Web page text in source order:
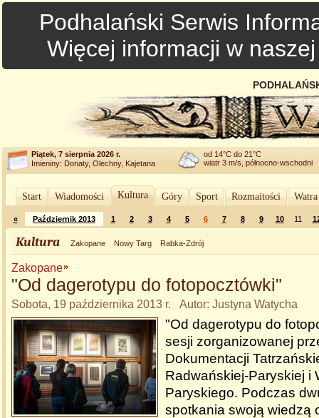
Podhalański Serwis
Więcej informacji w
Piątek, 7 sierpnia 2026 r.
Imieniny: Donaty, Olechny, Kajetana
od 14°C do 21°C
wiatr 3 m/s, północno-wschodni
Start Wiadomości Kultura Góry Sport Rozmaitości
« Październik 2013 1 2 3 4 5 6 7 8 9 10 11
Kultura Zakopane Nowy Targ Rabka-Zdrój
Zakopane
"Od dagerotypu do fotopocztówki"
Sobota, 19 października 2013 r. Autor: Justyna Watycha
"Od dagerotypu do
sesji zorganizowanej
Dokumentacji
Radwańskiej-Paryskiej i
Paryskiego. Podczas
spotkania swoją wiedzą